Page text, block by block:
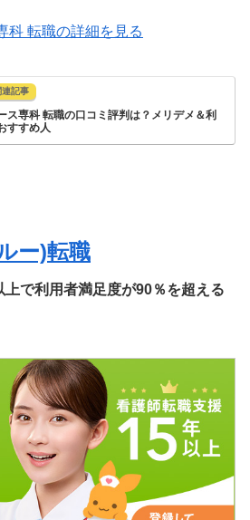
科 転職の詳細を見る
ス専科 転職の口コミ評判は？メリデメ＆利
すすめ人
ー)転職
上で利用者満足度が90％を超える